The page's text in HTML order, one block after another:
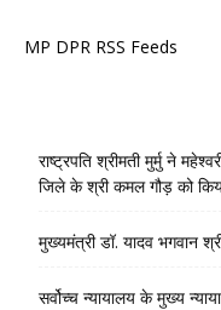
MP DPR RSS Feeds
राष्ट्रपति श्रीमती मुर्मु ने
जिले के श्री कमल गौड़ को
मुख्यमंत्री डॉ. यादव भगवान
सर्वोच्च न्यायालय के मुख्‍य